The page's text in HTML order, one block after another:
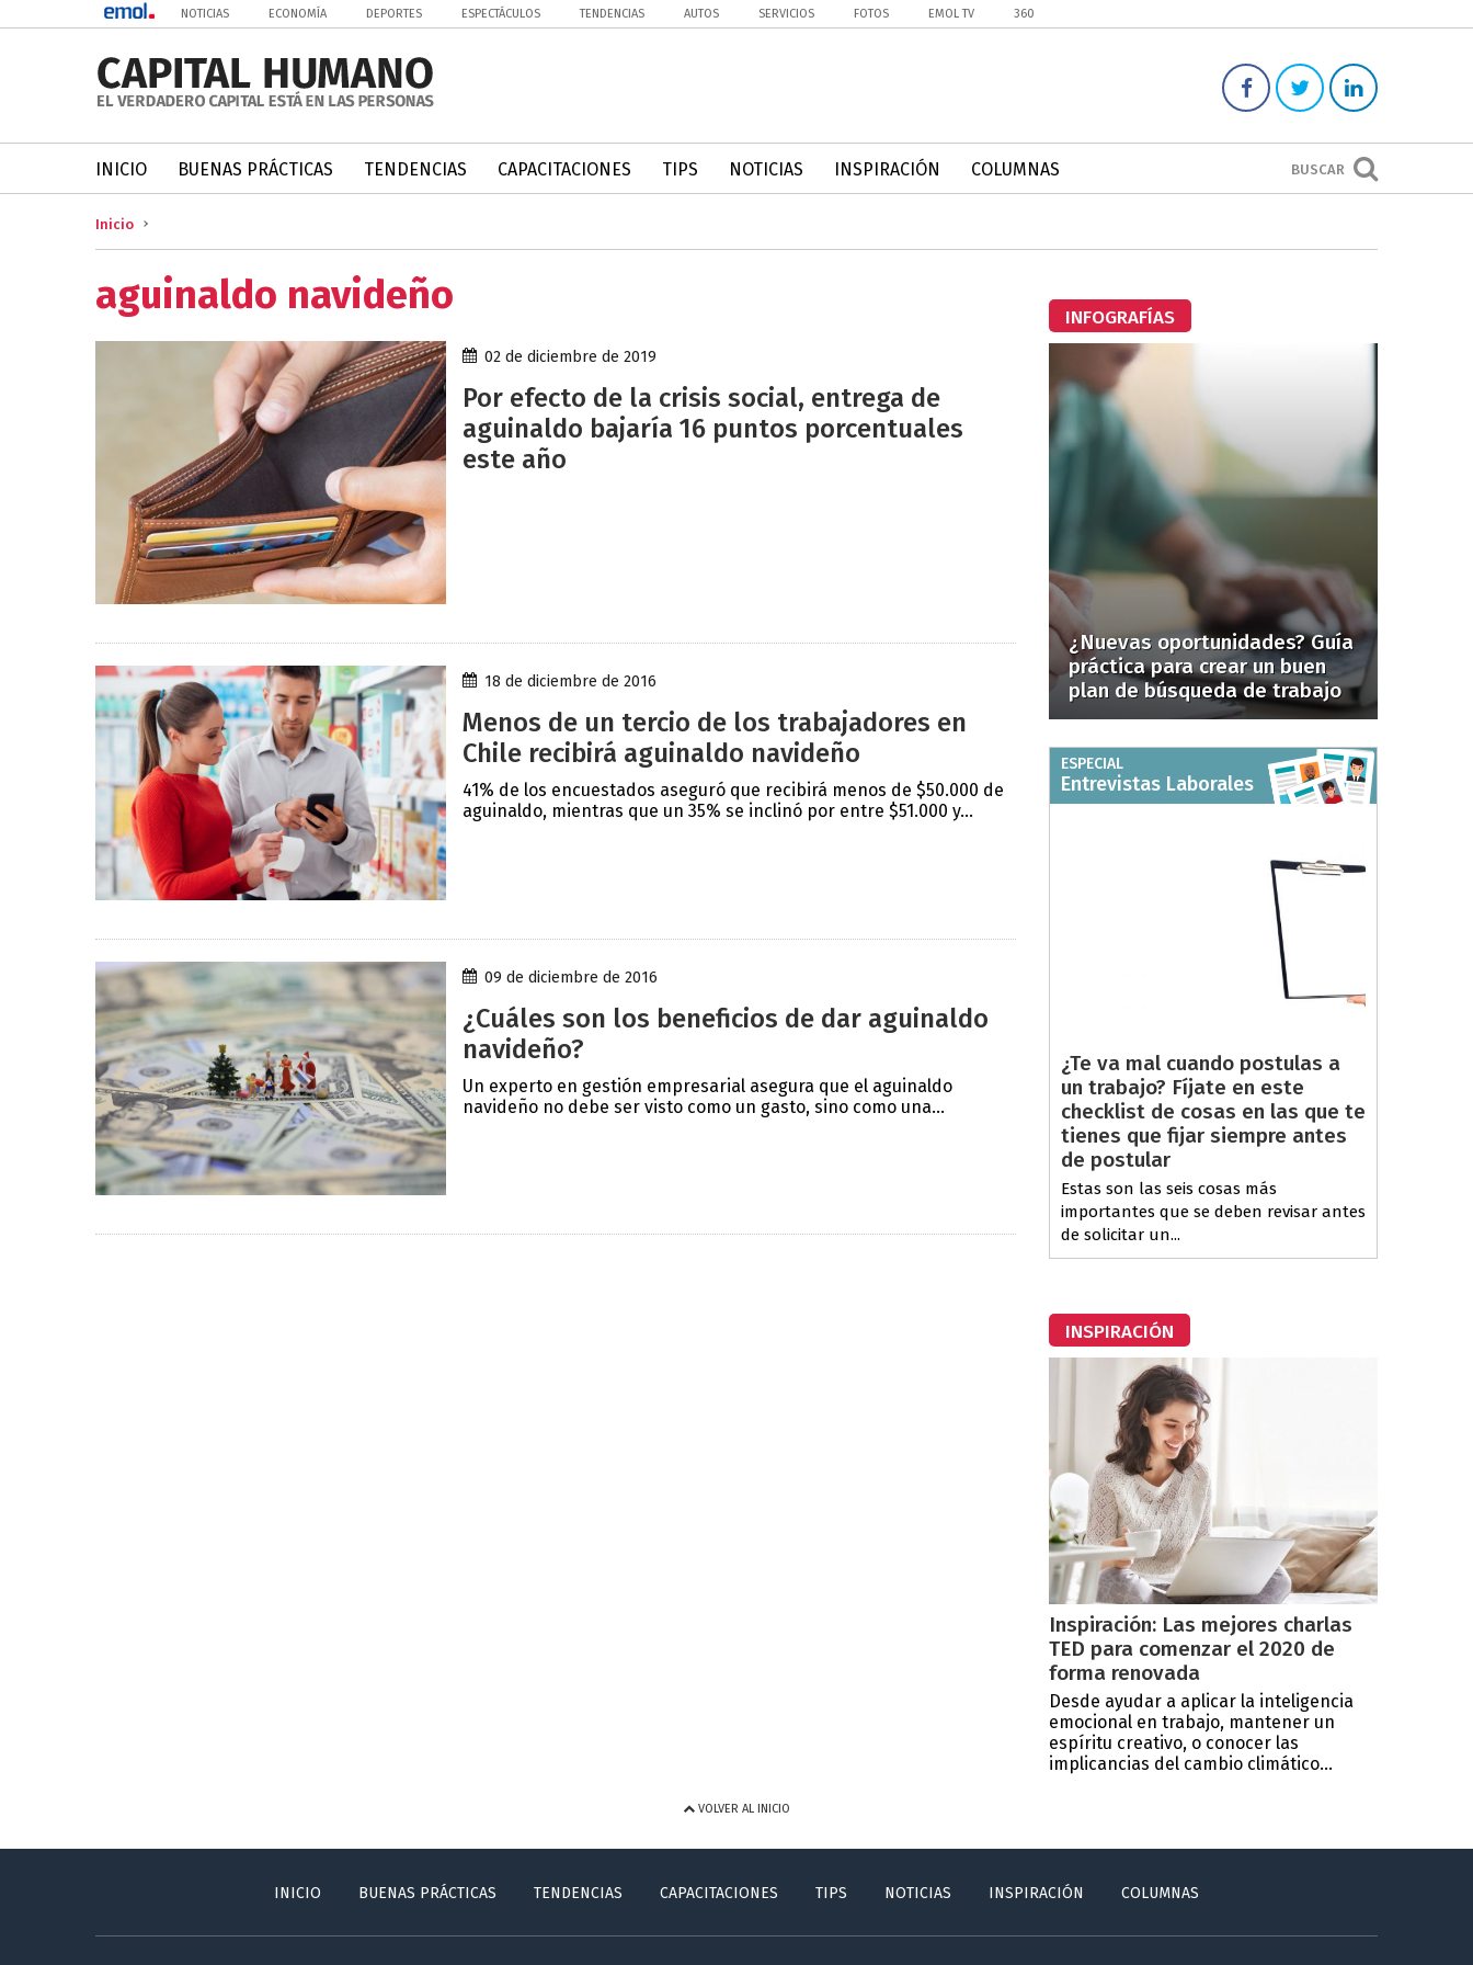
NOTICIAS ECONOMÍA DEPORTES ESPECTÁCULOS TENDENCIAS AUTOS SERVICIOS FOTOS EMOL TV 360
BUSCAR
INICIO BUENAS PRÁCTICAS TENDENCIAS CAPACITACIONES TIPS NOTICIAS INSPIRACIÓN COLUMNAS
Inicio
aguinaldo navideño
02 de diciembre de 2019
Por efecto de la crisis social, entrega de
aguinaldo bajaría 16 puntos porcentuales
este año
18 de diciembre de 2016
Menos de un tercio de los trabajadores en
Chile recibirá aguinaldo navideño
41% de los encuestados aseguró que recibirá menos de $50.000 de
aguinaldo, mientras que un 35% se inclinó por entre $51.000 y...
09 de diciembre de 2016
¿Cuáles son los beneficios de dar aguinaldo
navideño?
Un experto en gestión empresarial asegura que el aguinaldo
navideño no debe ser visto como un gasto, sino como una...
INFOGRAFÍAS
¿Nuevas oportunidades? Guía
práctica para crear un buen
plan de búsqueda de trabajo
ESPECIAL
Entrevistas Laborales
¿Te va mal cuando postulas a
un trabajo? Fíjate en este
checklist de cosas en las que te
tienes que fijar siempre antes
de postular
Estas son las seis cosas más
importantes que se deben revisar antes
de solicitar un...
INSPIRACIÓN
Inspiración: Las mejores charlas
TED para comenzar el 2020 de
forma renovada
Desde ayudar a aplicar la inteligencia
emocional en trabajo, mantener un
espíritu creativo, o conocer las
implicancias del cambio climático...
VOLVER AL INICIO
INICIO BUENAS PRÁCTICAS TENDENCIAS CAPACITACIONES TIPS NOTICIAS INSPIRACIÓN COLUMNAS